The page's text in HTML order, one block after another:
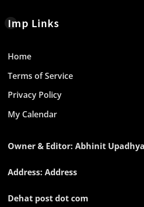
Imp Links
Home
Terms of Service
Privacy Policy
My Calendar
Owner & Editor: Abhinit
Address: Address
Dehat post dot com